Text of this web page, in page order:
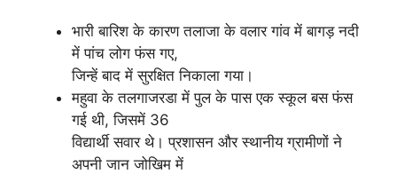
भारी बारिश के कारण तलाजा के वलार गांव में बागड़ नदी
में पांच लोग फंस गए,
जिन्हें बाद में सुरक्षित निकाला गया।
महुवा के तलगाजरडा में पुल के पास एक स्कूल बस फंस
गई थी, जिसमें 36
विद्यार्थी सवार थे। प्रशासन और स्थानीय ग्रामीणों ने
अपनी जान जोखिम में